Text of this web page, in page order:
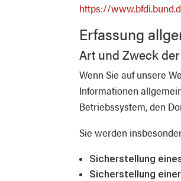
https://
Erfassung
Art und Zweck
Wenn Sie auf unsere
Informationen
Betriebssystem, den
Sie werden
Sicherstellung
Sicherstellung